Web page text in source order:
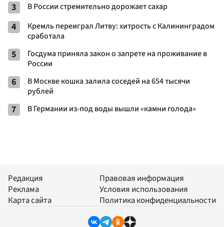
3 В России стремительно дорожает сахар
4
Кремль переиграл Литву: хитрость с Калининградом
сработала
5
Госдума приняла закон о запрете на проживание в
России
6
В Москве кошка залила соседей на 654 тысячи
рублей
7 В Германии из-под воды вышли «камни голода»
Редакция
Реклама
Карта сайта
Правовая информация
Условия использования
Политика конфиденциальности